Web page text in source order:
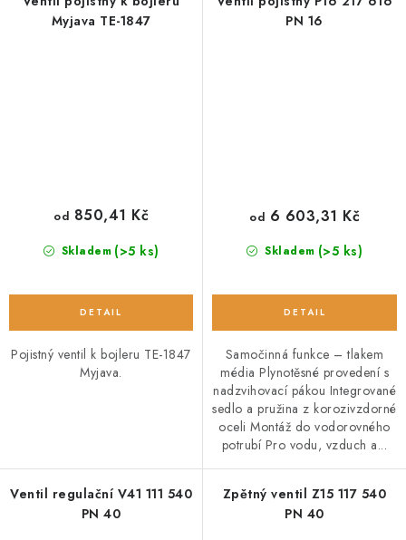
Myjava TE-1847
Skladem (>5 ks)
od 850,41 Kč
Pojistný ventil k bojleru TE-1847
Myjava.
PN 16
Skladem (>5 ks)
od 6 603,31 Kč
Samočinná funkce – tlakem
média Plynotěsné provedení s
nadzvihovací pákou Integrované
sedlo a pružina z korozivzdorné
oceli Montáž do vodorovného
potrubí Pro vodu, vzduch a...
Ventil regulační V41 111 540
PN 40
Zpětný ventil Z15 117 540
PN 40